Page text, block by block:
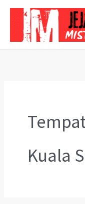
Skip
content
Kuala